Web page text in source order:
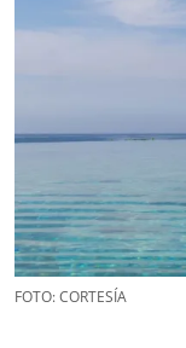
FOTO: CORTESÍA